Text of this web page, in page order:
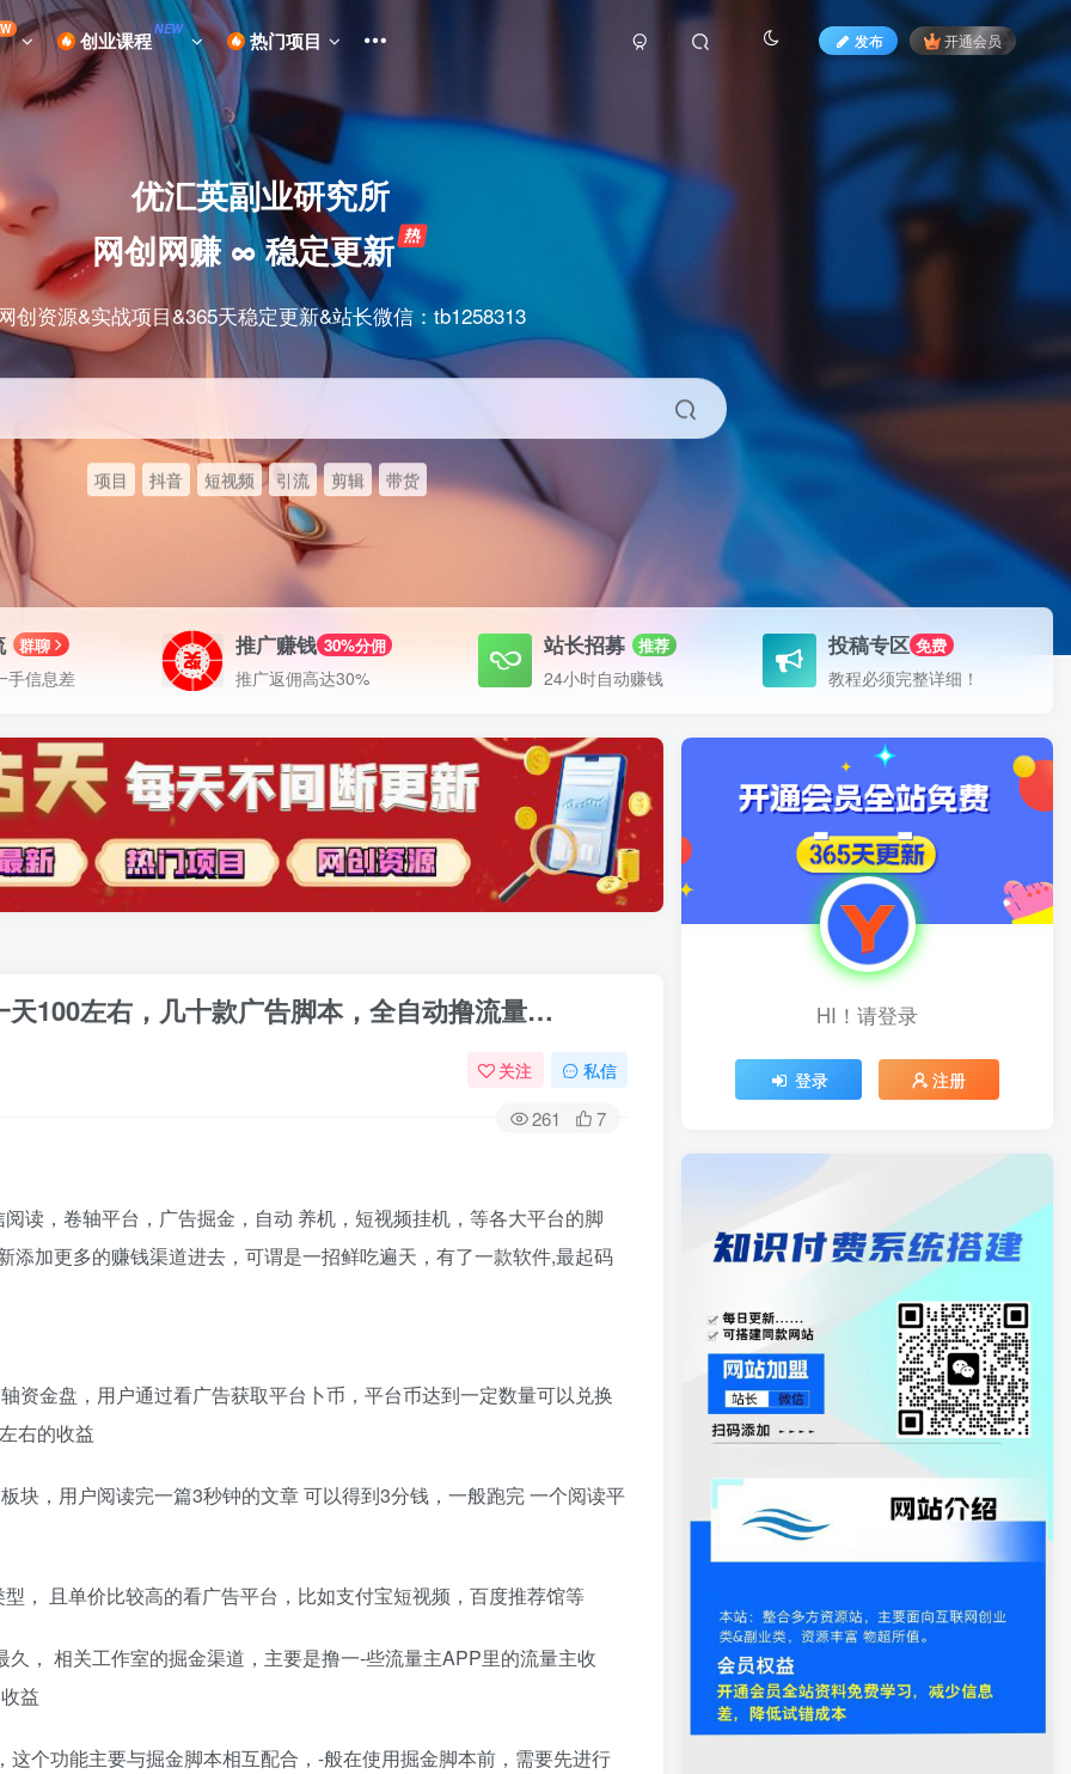
创业课程NEW 热门项目 发布 开通会员
优汇英副业研究所
网创网赚 ∞ 稳定更新
创资源&实战项目&365天稳定更新&站长微信：tb1258313
项目 抖音 短视频 引流 剪辑 带货
群聊
手信息差
推广赚钱 30%分佣
推广返佣高达30%
站长招募 推荐
24小时自动赚钱
投稿专区 免费
教程必须完整详细！
100左右，几十款广告脚本，全自动撸流量…
关注 私信
261 7
读，卷轴平台，广告掘金，自动 养机，短视频挂机，等各大平台的脚
加更多的赚钱渠道进去，可谓是一招鲜吃遍天，有了一款软件,最起码
资金盘，用户通过看广告获取平台卜币，平台币达到一定数量可以兑换
右的收益
块，用户阅读完一篇3秒钟的文章 可以得到3分钱，一般跑完 一个阅读平
， 且单价比较高的看广告平台，比如支付宝短视频，百度推荐馆等
， 相关工作室的掘金渠道，主要是撸一-些流量主APP里的流量主收
益
个功能主要与掘金脚本相互配合，-般在使用掘金脚本前，需要先进行
HI！请登录
登录 注册